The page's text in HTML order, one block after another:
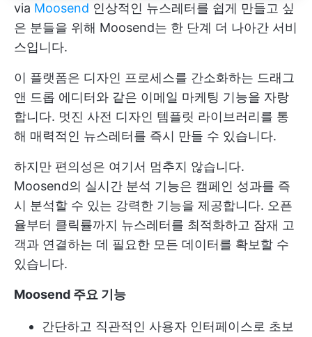
via Moosend 인상적인 뉴스레터를 쉽게 만들고 싶
은 분들을 위해 Moosend는 한 단계 더 나아간 서비
스입니다.
이 플랫폼은 디자인 프로세스를 간소화하는 드래그
앤 드롭 에디터와 같은 이메일 마케팅 기능을 자랑
합니다. 멋진 사전 디자인 템플릿 라이브러리를 통
해 매력적인 뉴스레터를 즉시 만들 수 있습니다.
하지만 편의성은 여기서 멈추지 않습니다.
Moosend의 실시간 분석 기능은 캠페인 성과를 즉
시 분석할 수 있는 강력한 기능을 제공합니다. 오픈
율부터 클릭률까지 뉴스레터를 최적화하고 잠재 고
객과 연결하는 데 필요한 모든 데이터를 확보할 수
있습니다.
Moosend 주요 기능
간단하고 직관적인 사용자 인터페이스로 초보